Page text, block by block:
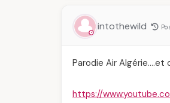
intothewild
Parodie Air Algérie….et
https://